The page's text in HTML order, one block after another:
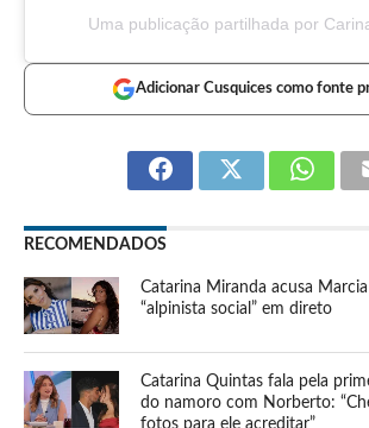
Adicionar Cusquices como fonte
RECOMENDADOS
Catarina Miranda acusa
“alpinista social” em direto
Catarina Quintas fala pela
do namoro com Norberto:
fotos para ele acreditar”